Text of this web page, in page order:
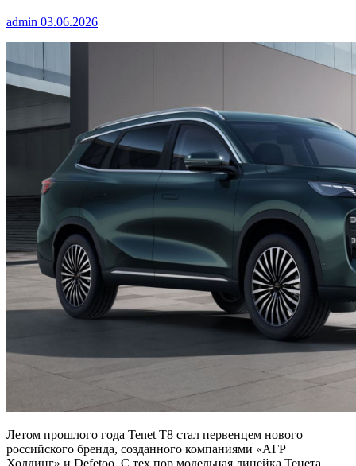
admin 03.06.2026
Летом прошлого года Tenet T8 стал первенцем нового
российского бренда, созданного компаниями «АГР
Холдинг» и Defetoo. С тех пор модельная линейка Тенета